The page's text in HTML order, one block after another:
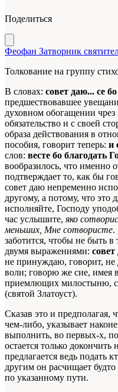
Поделиться
Феофан Затворник
Толкование на группу
В словах: совет даю... се
предшествовавшее
духовном обогащении
обязательство и с своей
образа действования в
пособия, говорит теперь: и
слов: весте бо благодать
вообразилось, что именно
подтверждает то, как бы
совет даю непременно
другому, а потому, что это
исполняйте, Господу
час услышите, яко
меньших, Мне сотвористе.
заботится, чтобы не быть в
двумя выражениями:
не принуждаю, говорит, не
воли; говорю же сие, имея
приемлющих милостыню,
(святой Златоуст).
Сказав это и предполагая,
чем-либо, указывает
выполнить, во первых-х,
остается только
предлагается ведь подать
другим он расчищает
по указанному пути.